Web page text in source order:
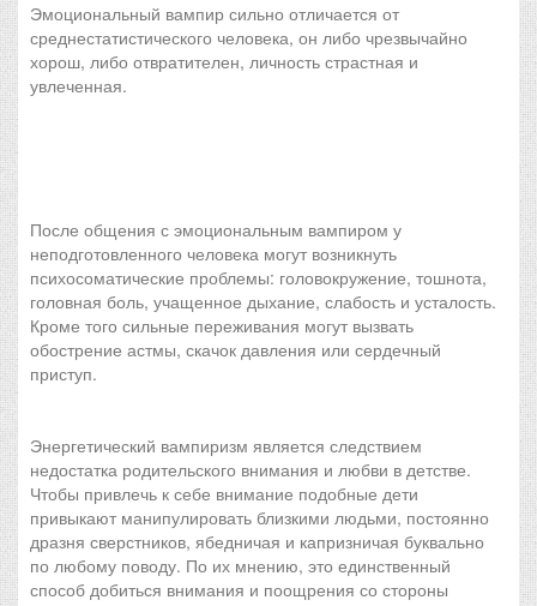
Эмоциональный вампир сильно отличается от
среднестатистического человека, он либо чрезвычайно
хорош, либо отвратителен, личность страстная и
увлеченная.
После общения с эмоциональным вампиром у
неподготовленного человека могут возникнуть
психосоматические проблемы: головокружение, тошнота,
головная боль, учащенное дыхание, слабость и усталость.
Кроме того сильные переживания могут вызвать
обострение астмы, скачок давления или сердечный
приступ.
Энергетический вампиризм является следствием
недостатка родительского внимания и любви в детстве.
Чтобы привлечь к себе внимание подобные дети
привыкают манипулировать близкими людьми, постоянно
дразня сверстников, ябедничая и капризничая буквально
по любому поводу. По их мнению, это единственный
способ добиться внимания и поощрения со стороны